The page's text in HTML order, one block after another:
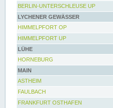
BERLIN-UNTERSCHLEUSE UP
LYCHENER GEWÄSSER
HIMMELPFORT OP
HIMMELPFORT UP
LÜHE
HORNEBURG
MAIN
ASTHEIM
FAULBACH
FRANKFURT OSTHAFEN